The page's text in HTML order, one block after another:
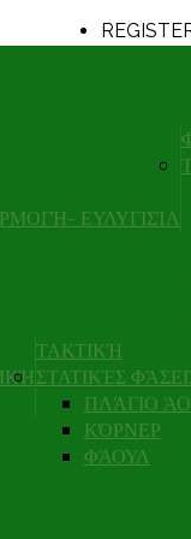
ΕΥΛΥΓΙΣΊΑ
ΤΑΚΤΙΚΉ
ΣΤΑΤΙΚΈΣ
ΠΛΆΓΙΟ
ΚΌΡΝΕΡ
ΦΆΟΥΛ
Written
Hits: 7925
READ
1ν1